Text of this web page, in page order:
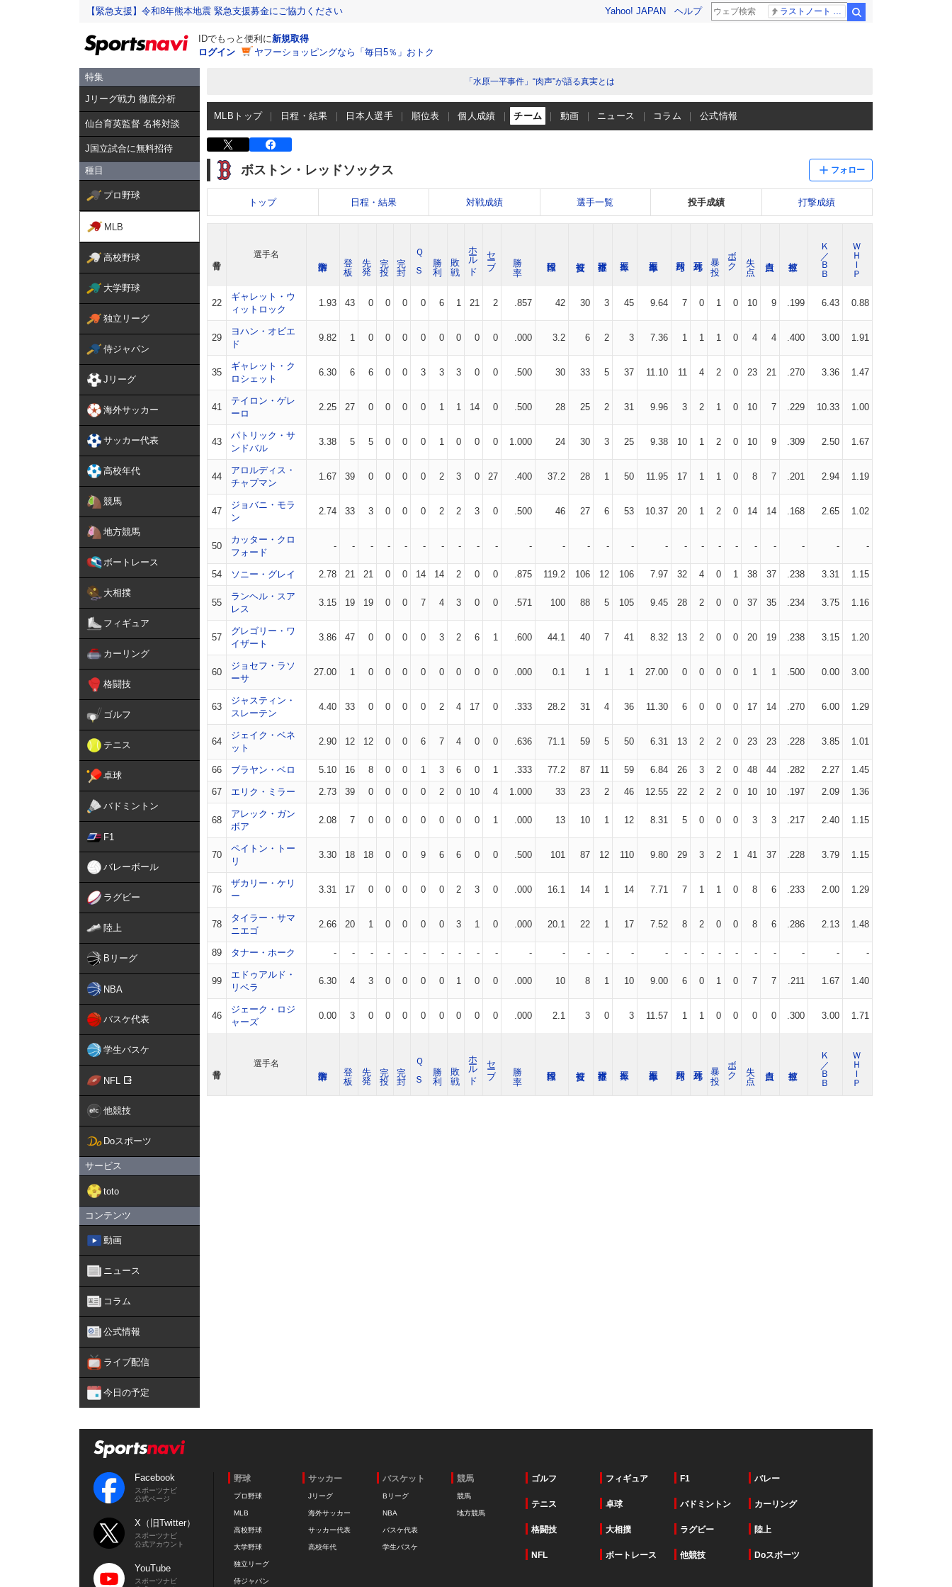
【緊急支援】令和8年熊本地震 緊急支援募金にご協力ください Yahoo! JAPAN ヘルプ
IDでもっと便利に新規取得
ログイン
ヤフーショッピングなら「毎日5％」おトク
特集
Jリーグ戦力 徹底分析
仙台育英監督 名将対談
J国立試合に無料招待
種目
プロ野球
MLB
高校野球
大学野球
独立リーグ
侍ジャパン
Jリーグ
海外サッカー
サッカー代表
高校年代
競馬
地方競馬
ボートレース
大相撲
フィギュア
カーリング
格闘技
ゴルフ
テニス
卓球
バドミントン
F1
バレーボール
ラグビー
陸上
Bリーグ
NBA
バスケ代表
学生バスケ
NFL
他競技
Doスポーツ
サービス
toto
コンテンツ
動画
ニュース
コラム
公式情報
ライブ配信
今日の予定
「水原一平事件」“肉声”が語る真実とは
MLBトップ 日程・結果 日本人選手 順位表 個人成績 チーム 動画 ニュース コラム 公式情報
ボストン・レッドソックス フォロー
トップ 日程・結果 対戦成績 選手一覧 投手成績 打撃成績
選手名 Ｑ Ｓ ホールド セーブ ボーク Ｋ／ＢＢ ＷＨＩＰ
22
ギャレット・ウ
ィットロック
1.93 43 0 0 0 0 6 1 21 2 .857 42 30 3 45 9.64 7 0 1 0 10 9 .199 6.43 0.88
29
ヨハン・オビエ
ド
9.82 1 0 0 0 0 0 0 0 0 .000 3.2 6 2 3 7.36 1 1 1 0 4 4 .400 3.00 1.91
35
ギャレット・ク
ロシェット
6.30 6 6 0 0 3 3 3 0 0 .500 30 33 5 37 11.10 11 4 2 0 23 21 .270 3.36 1.47
41
テイロン・ゲレ
ーロ
2.25 27 0 0 0 0 1 1 14 0 .500 28 25 2 31 9.96 3 2 1 0 10 7 .229 10.33 1.00
43
パトリック・サ
ンドバル
3.38 5 5 0 0 0 1 0 0 0 1.000 24 30 3 25 9.38 10 1 2 0 10 9 .309 2.50 1.67
44
アロルディス・
チャプマン
1.67 39 0 0 0 0 2 3 0 27 .400 37.2 28 1 50 11.95 17 1 1 0 8 7 .201 2.94 1.19
47
ジョバニ・モラ
ン
2.74 33 3 0 0 0 2 2 3 0 .500 46 27 6 53 10.37 20 1 2 0 14 14 .168 2.65 1.02
50
カッター・クロ
フォード
- - - - - - - - - - - - - - - - - - - - - - - - -
54 ソニー・グレイ 2.78 21 21 0 0 14 14 2 0 0 .875 119.2 106 12 106 7.97 32 4 0 1 38 37 .238 3.31 1.15
55
ランヘル・スア
レス
3.15 19 19 0 0 7 4 3 0 0 .571 100 88 5 105 9.45 28 2 0 0 37 35 .234 3.75 1.16
57
グレゴリー・ワ
イザート
3.86 47 0 0 0 0 3 2 6 1 .600 44.1 40 7 41 8.32 13 2 0 0 20 19 .238 3.15 1.20
60
ジョセフ・ラソ
ーサ
27.00 1 0 0 0 0 0 0 0 0 .000 0.1 1 1 1 27.00 0 0 0 0 1 1 .500 0.00 3.00
63
ジャスティン・
スレーテン
4.40 33 0 0 0 0 2 4 17 0 .333 28.2 31 4 36 11.30 6 0 0 0 17 14 .270 6.00 1.29
64
ジェイク・ベネ
ット
2.90 12 12 0 0 6 7 4 0 0 .636 71.1 59 5 50 6.31 13 2 2 0 23 23 .228 3.85 1.01
66 ブラヤン・ベロ 5.10 16 8 0 0 1 3 6 0 1 .333 77.2 87 11 59 6.84 26 3 2 0 48 44 .282 2.27 1.45
67 エリク・ミラー 2.73 39 0 0 0 0 2 0 10 4 1.000 33 23 2 46 12.55 22 2 2 0 10 10 .197 2.09 1.36
68
アレック・ガン
ボア
2.08 7 0 0 0 0 0 0 0 1 .000 13 10 1 12 8.31 5 0 0 0 3 3 .217 2.40 1.15
70
ペイトン・トー
リ
3.30 18 18 0 0 9 6 6 0 0 .500 101 87 12 110 9.80 29 3 2 1 41 37 .228 3.79 1.15
76
ザカリー・ケリ
ー
3.31 17 0 0 0 0 0 2 3 0 .000 16.1 14 1 14 7.71 7 1 1 0 8 6 .233 2.00 1.29
78
タイラー・サマ
ニエゴ
2.66 20 1 0 0 0 0 3 1 0 .000 20.1 22 1 17 7.52 8 2 0 0 8 6 .286 2.13 1.48
89 タナー・ホーク - - - - - - - - - - - - - - - - - - - - - - - - -
99
エドゥアルド・
リベラ
6.30 4 3 0 0 0 0 1 0 0 .000 10 8 1 10 9.00 6 0 1 0 7 7 .211 1.67 1.40
46
ジェーク・ロジ
ャーズ
0.00 3 0 0 0 0 0 0 0 0 .000 2.1 3 0 3 11.57 1 1 0 0 0 0 .300 3.00 1.71
選手名 Ｑ Ｓ ホールド セーブ ボーク Ｋ／ＢＢ ＷＨＩＰ
Facebook
スポーツナビ
公式ページ
X（旧Twitter）
スポーツナビ
公式アカウント
YouTube
スポーツナビ
野球
プロ野球
MLB
高校野球
大学野球
独立リーグ
侍ジャパン
サッカー
Jリーグ
海外サッカー
サッカー代表
高校年代
バスケット
Bリーグ
NBA
バスケ代表
学生バスケ
競馬
競馬
地方競馬
ゴルフ フィギュア F1 バレー
テニス 卓球 バドミントン カーリング
格闘技 大相撲 ラグビー 陸上
NFL ボートレース 他競技 Doスポーツ